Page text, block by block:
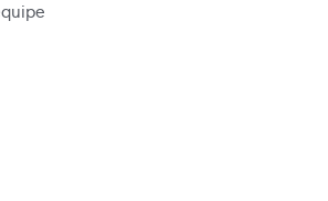
une nouvelle fenêtre)